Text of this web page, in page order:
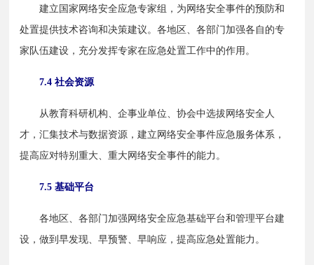
建立国家网络安全应急专家组，为网络安全事件的预防和
处置提供技术咨询和决策建议。各地区、各部门加强各自的专
家队伍建设，充分发挥专家在应急处置工作中的作用。
7.4 社会资源
从教育科研机构、企事业单位、协会中选拔网络安全人
才，汇集技术与数据资源，建立网络安全事件应急服务体系，
提高应对特别重大、重大网络安全事件的能力。
7.5 基础平台
各地区、各部门加强网络安全应急基础平台和管理平台建
设，做到早发现、早预警、早响应，提高应急处置能力。